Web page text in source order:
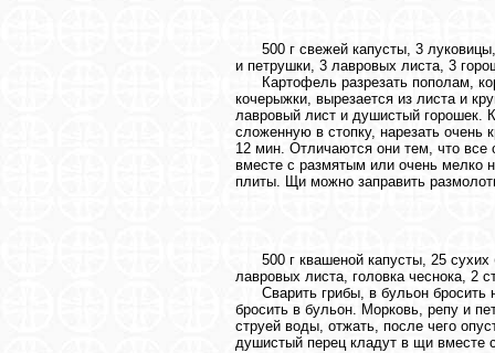
500 г свежей капусты, 3 луковицы,
и петрушки, 3 лавровых листа, 3
Картофель разрезать пополам,
кочерыжки, вырезается из листа и
лавровый лист и душистый горошек.
сложенную в стопку, нарезать
12 мин. Отличаются они тем, что все
вместе с размятым или очень мелко
плиты. Щи можно заправить
500 г квашеной капусты, 25 сухих
лавровых листа, головка чеснока, 2
Сварить грибы, в бульон бросить
бросить в бульон. Морковь, репу и
струей воды, отжать, после чего
душистый перец кладут в щи вместе